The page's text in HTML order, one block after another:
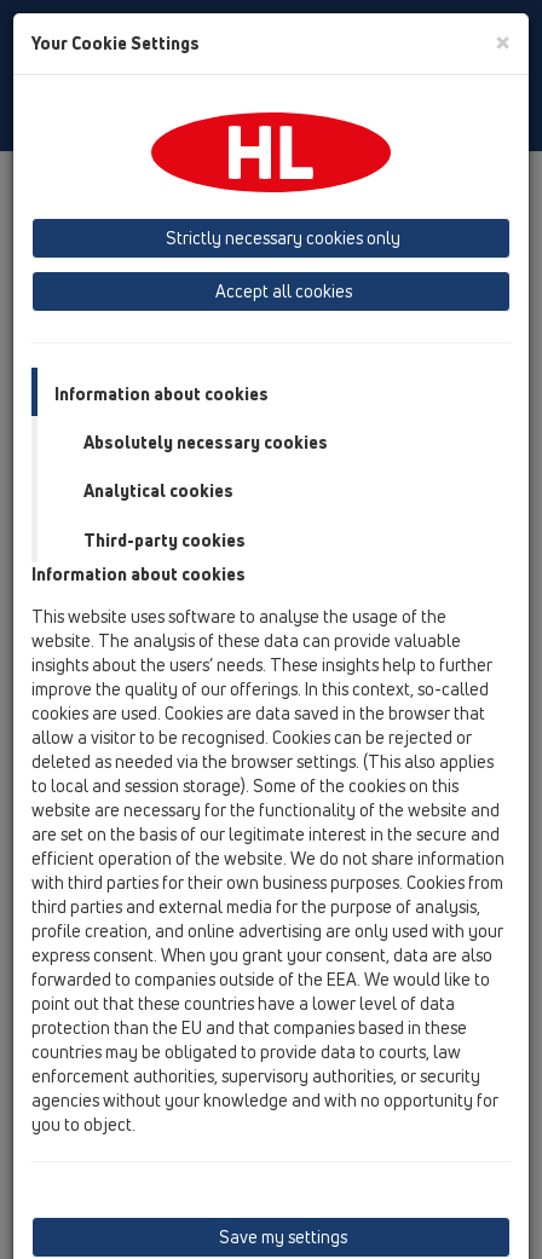
Toggle
Ürüne Genel Bakış 04 Duş Tekne Sifonları
Ürüne Genel Bakış
04 Duş Tekne Sifonları
Aksanlar
HL01030D
04 Duş Tekne Sifonları / Aksanlar / Içerik / HL01030D
HL01053D
04 Duş Tekne Sifonları / Aksanlar / Içerik / HL01053D
Süzgeç Contası 78x49mm
HL01060D
04 Duş Tekne Sifonları / Aksanlar / Içerik /
HL01060D
2 O-Yüzük 28x3mm
HL01075D
04 Duş Tekne Sifonları / Aksanlar / Içerik / HL01075D
Süzgeç Contası 85x57mm
HL01076D
04 Duş Tekne Sifonları / Aksanlar / Içerik / HL01076D
Süzgeç Contası 109x88mm
HL01100D
04 Duş Tekne Sifonları / Aksanlar / Içerik / HL01100D
Süzgeç Contası 109x88mm
HL01104D
04 Duş Tekne Sifonları / Aksanlar / Içerik / HL01104D
O-yüzük contası
Your Cookie Settings ×
Strictly necessary cookies only
Accept all cookies
Information about cookies
Absolutely necessary cookies
Analytical cookies
Third-party cookies
Information about cookies
This website uses software to analyse the usage of the
website. The analysis of these data can provide valuable
insights about the users’ needs. These insights help to further
improve the quality of our offerings. In this context, so-called
cookies are used. Cookies are data saved in the browser that
allow a visitor to be recognised. Cookies can be rejected or
deleted as needed via the browser settings. (This also applies
to local and session storage). Some of the cookies on this
website are necessary for the functionality of the website and
are set on the basis of our legitimate interest in the secure and
efficient operation of the website. We do not share information
with third parties for their own business purposes. Cookies from
third parties and external media for the purpose of analysis,
profile creation, and online advertising are only used with your
express consent. When you grant your consent, data are also
forwarded to companies outside of the EEA. We would like to
point out that these countries have a lower level of data
protection than the EU and that companies based in these
countries may be obligated to provide data to courts, law
enforcement authorities, supervisory authorities, or security
agencies without your knowledge and with no opportunity for
you to object.
Save my settings